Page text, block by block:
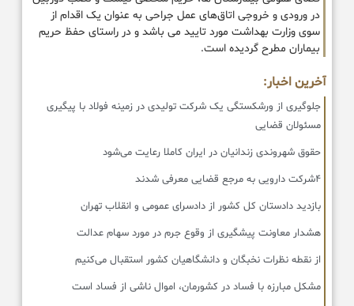
در ورودی و خروجی اتاق‌های عمل جراحی به عنوان یک اقدام از
سوی وزارت بهداشت مورد تایید می باشد و در راستای حفظ حریم
بیماران مطرح گردیده است.
آخرین اخبار:
جلوگیری از ورشکستگی یک شرکت تولیدی در زمینه فولاد با پیگیری
مسئولان قضایی
حقوق شهروندی زندانیان در ایران کاملا رعایت می‌شود
۴شرکت دارویی به مرجع قضایی معرفی شدند
بازدید دادستان کل کشور از دادسرای عمومی و انقلاب تهران
هشدار معاونت پیشگیری از وقوع جرم در مورد سهام عدالت
از نقطه نظرات نخبگان و دانشگاهیان کشور استقبال می‌کنیم
مشکل مبارزه با فساد در کشورمان، اموال ناشی از فساد است